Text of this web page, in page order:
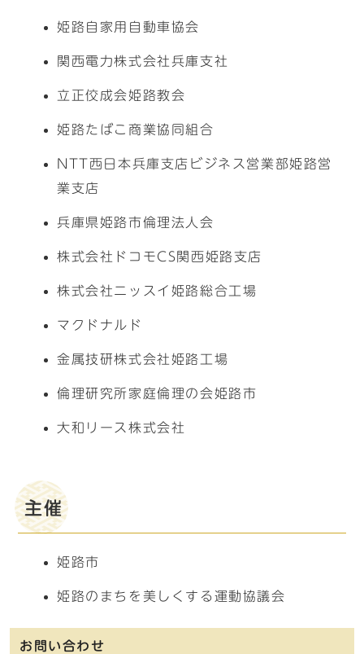
姫路自家用自動車協会
関西電力株式会社兵庫支社
立正佼成会姫路教会
姫路たばこ商業協同組合
NTT西日本兵庫支店ビジネス営業部姫路営
業支店
兵庫県姫路市倫理法人会
株式会社ドコモCS関西姫路支店
株式会社ニッスイ姫路総合工場
マクドナルド
金属技研株式会社姫路工場
倫理研究所家庭倫理の会姫路市
大和リース株式会社
主催
姫路市
姫路のまちを美しくする運動協議会
お問い合わせ